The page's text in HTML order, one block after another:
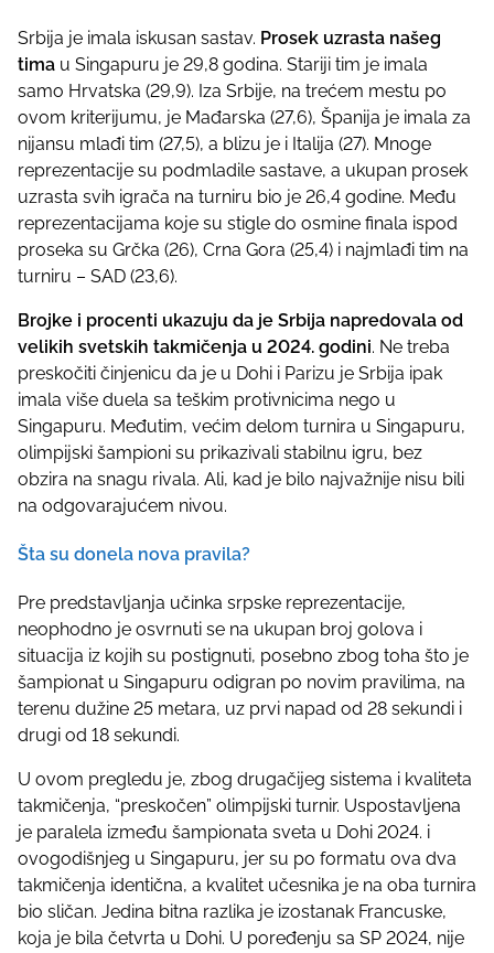
Srbija je imala iskusan sastav. Prosek uzrasta našeg
tima u Singapuru je 29,8 godina. Stariji tim je imala
samo Hrvatska (29,9). Iza Srbije, na trećem mestu po
ovom kriterijumu, je Mađarska (27,6), Španija je imala za
nijansu mlađi tim (27,5), a blizu je i Italija (27). Mnoge
reprezentacije su podmladile sastave, a ukupan prosek
uzrasta svih igrača na turniru bio je 26,4 godine. Među
reprezentacijama koje su stigle do osmine finala ispod
proseka su Grčka (26), Crna Gora (25,4) i najmlađi tim na
turniru – SAD (23,6).
Brojke i procenti ukazuju da je Srbija napredovala od
velikih svetskih takmičenja u 2024. godini. Ne treba
preskočiti činjenicu da je u Dohi i Parizu je Srbija ipak
imala više duela sa teškim protivnicima nego u
Singapuru. Međutim, većim delom turnira u Singapuru,
olimpijski šampioni su prikazivali stabilnu igru, bez
obzira na snagu rivala. Ali, kad je bilo najvažnije nisu bili
na odgovarajućem nivou.
Šta su donela nova pravila?
Pre predstavljanja učinka srpske reprezentacije,
neophodno je osvrnuti se na ukupan broj golova i
situacija iz kojih su postignuti, posebno zbog toha što je
šampionat u Singapuru odigran po novim pravilima, na
terenu dužine 25 metara, uz prvi napad od 28 sekundi i
drugi od 18 sekundi.
U ovom pregledu je, zbog drugačijeg sistema i kvaliteta
takmičenja, “preskočen” olimpijski turnir. Uspostavljena
je paralela između šampionata sveta u Dohi 2024. i
ovogodišnjeg u Singapuru, jer su po formatu ova dva
takmičenja identična, a kvalitet učesnika je na oba turnira
bio sličan. Jedina bitna razlika je izostanak Francuske,
koja je bila četvrta u Dohi. U poređenju sa SP 2024, nije